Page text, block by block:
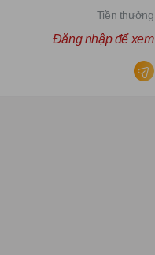
Tiền thưởng
Đăng nhập để xem